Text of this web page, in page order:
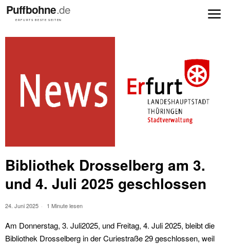
Bibliothek Drosselberg am 3.
und 4. Juli 2025 geschlossen
24. Juni 2025 1 Minute lesen
Am Donnerstag, 3. Juli2025, und Freitag, 4. Juli 2025, bleibt die
Bibliothek Drosselberg in der Curiestraße 29 geschlossen, weil